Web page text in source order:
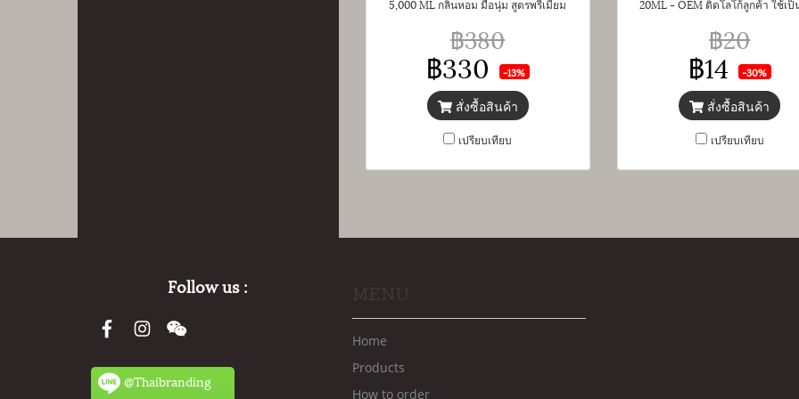
5,000 ML กลิ่นหอม มือนุ่ม สูตรพรีเมียม
ขวดใหญ่ ใส่เต็มแกลลอน !!
฿380
฿330 -13%
สั่งซื้อสินค้า
เปรียบเทียบ
20ML - OEM ติดโลโก้ลูกค้า ใช้เป็
ชำร่วย ของพรีเมียม เจ้าของแบรนด์
มีแบรนด์เป็นของตัวเอง เริ่มต้นแค่
ราคาถูกสุด 14 บาท แพคเกจสวย ไฮโ
มอล
฿20
฿14 -30%
สั่งซื้อสินค้า
เปรียบเทียบ
Follow us :
@Thaibranding
Home
Products
How to order